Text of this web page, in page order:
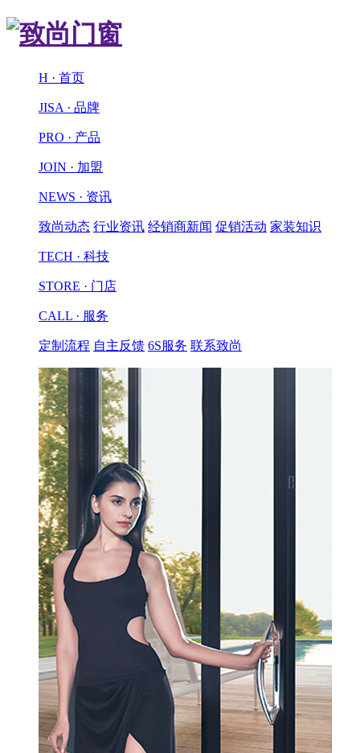
H · 首页
JISA · 品牌
PRO · 产品
JOIN · 加盟
NEWS · 资讯
致尚动态 行业资讯 经销商新闻 促销活动 家装知识
TECH · 科技
STORE · 门店
CALL · 服务
定制流程 自主反馈 6S服务 联系致尚